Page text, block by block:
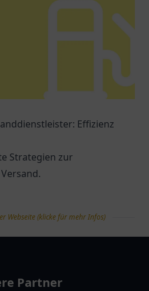
Effizienz
Strategien zur
Webseite (klicke für mehr Infos)
Partner